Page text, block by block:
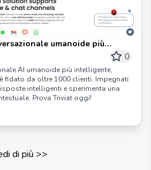
umanoide più
0
AI umanoide più intelligente,
fidato da oltre 1000 clienti. Impegnati
intelligenti e sperimenta una
Prova Triviat oggi!
di più >>